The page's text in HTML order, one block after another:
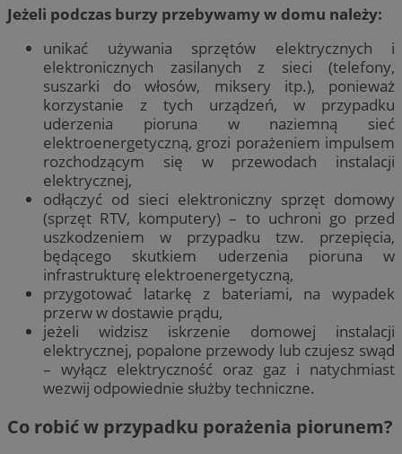
Jeżeli podczas burzy przebywamy w domu należy:
unikać używania sprzętów elektrycznych i
elektronicznych zasilanych z sieci (telefony,
suszarki do włosów, miksery itp.), ponieważ
korzystanie z tych urządzeń, w przypadku
uderzenia pioruna w naziemną sieć
elektroenergetyczną, grozi porażeniem impulsem
rozchodzącym się w przewodach instalacji
elektrycznej,
odłączyć od sieci elektroniczny sprzęt domowy
(sprzęt RTV, komputery) – to uchroni go przed
uszkodzeniem w przypadku tzw. przepięcia,
będącego skutkiem uderzenia pioruna w
infrastrukturę elektroenergetyczną,
przygotować latarkę z bateriami, na wypadek
przerw w dostawie prądu,
jeżeli widzisz iskrzenie domowej instalacji
elektrycznej, popalone przewody lub czujesz swąd
– wyłącz elektryczność oraz gaz i natychmiast
wezwij odpowiednie służby techniczne.
Co robić w przypadku porażenia piorunem?